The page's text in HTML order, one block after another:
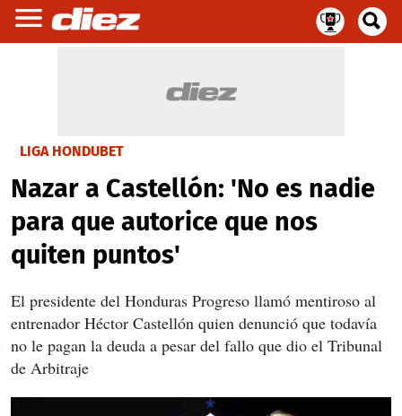
LIGA HONDUBET
Nazar a Castellón: 'No es nadie
para que autorice que nos
quiten puntos'
El presidente del Honduras Progreso llamó mentiroso al
entrenador Héctor Castellón quien denunció que todavía
no le pagan la deuda a pesar del fallo que dio el Tribunal
de Arbitraje